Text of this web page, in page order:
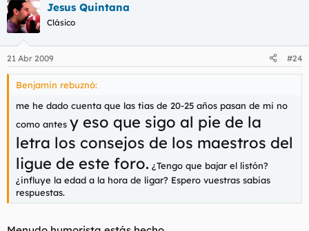
Jesus Quintana
Clásico
21 Abr 2009 #24
Benjamin rebuznó:
me he dado cuenta que las tias de 20-25 años pasan de mi no
como antes y eso que sigo al pie de la
letra los consejos de los maestros del
ligue de este foro. ¿Tengo que bajar el listón?
¿influye la edad a la hora de ligar? Espero vuestras sabias
respuestas.